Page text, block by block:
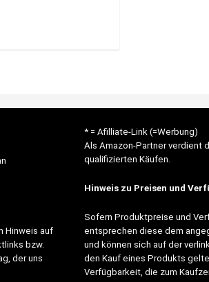
Hinweis auf
bzw.
der uns
* = Afilliate-Link (=Werbung)
Als Amazon-Partner verdient
qualifizierten Käufen.
Hinweis zu Preisen und
Sofern Produktpreise und
entsprechen diese dem
und können sich auf der
den Kauf eines Produkts
Verfügbarkeit, die zum